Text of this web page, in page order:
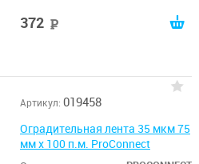
372
Артикул: 019458
Оградительная лента 35 мкм 75
мм х 100 п.м. ProConnect